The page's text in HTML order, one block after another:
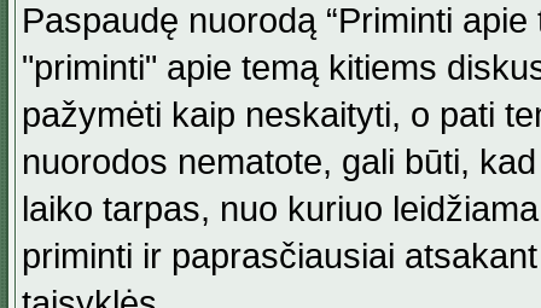
Paspaudę nuorodą “Priminti
"priminti" apie temą kitiems
pažymėti kaip neskaityti, o pati
nuorodos nematote, gali būti,
laiko tarpas, nuo kuriuo
priminti ir paprasčiausiai